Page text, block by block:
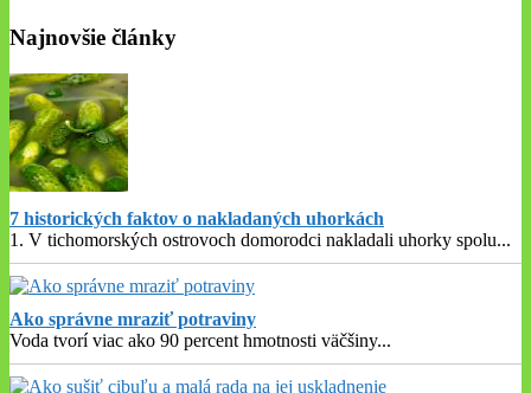
Najnovšie články
7 historických faktov o nakladaných uhorkách
1. V tichomorských ostrovoch domorodci nakladali uhorky spolu...
Ako správne mraziť potraviny
Voda tvorí viac ako 90 percent hmotnosti väčšiny...